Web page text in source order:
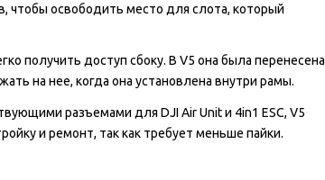
чтобы освободить место для слота, который
получить доступ сбоку. В V5 она была перенесена
на нее, когда она установлена внутри рамы.
разъемами для DJI Air Unit и 4in1 ESC, V5
и ремонт, так как требует меньше пайки.